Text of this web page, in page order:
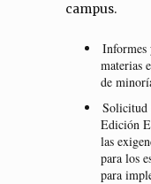
campus.
Informes
materias
de
Solicitud
Edición
las
para los
para